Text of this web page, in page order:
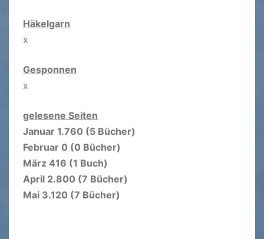
Häkelgarn
x
Gesponnen
x
gelesene Seiten
Januar 1.760 (5 Bücher)
Februar 0 (0 Bücher)
März 416 (1 Buch)
April 2.800 (7 Bücher)
Mai 3.120 (7 Bücher)